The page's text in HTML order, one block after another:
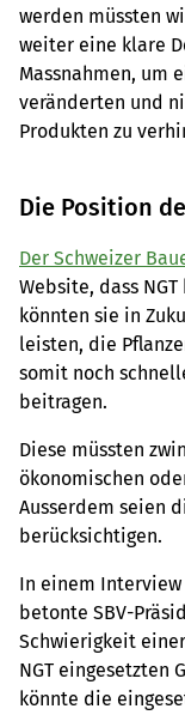
werden müssten
weiter eine klare
Massnahmen, um
veränderten und
Produkten zu
Die Position
Der Schweizer
Website, dass
könnten sie in
leisten, die
somit noch
beitragen.
Diese müssten
ökonomischen
Ausserdem seien
berücksichtigen.
In einem Interview
betonte SBV-
Schwierigkeit
NGT eingesetzten
könnte die